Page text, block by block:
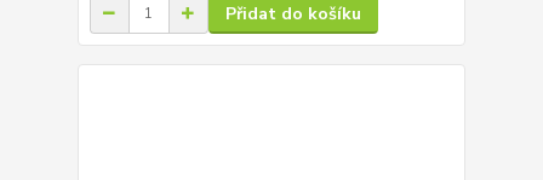
Přidat do košíku